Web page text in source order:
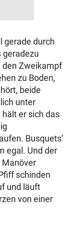
gerade durch
geradezu
den Zweikampf
zu Boden,
beide
unter
er sich das
Busquets‘
egal. Und der
Manöver
schinden
und läuft
von einer